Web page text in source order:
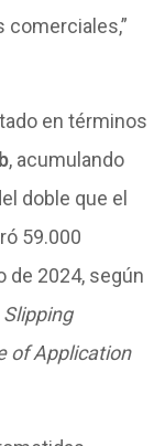
en términos
, acumulando
doble que el
59.000
de 2024, según
Slipping
of Application